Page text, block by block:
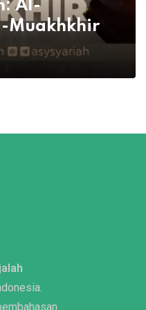
Al-
Muakhkhir